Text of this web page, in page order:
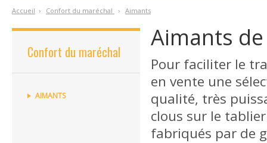
Accueil › Confort du maréchal › Aimants
Confort du maréchal
AIMANTS
Aimants
Pour faciliter le
en vente une
qualité, très
clous sur le
fabriqués par de